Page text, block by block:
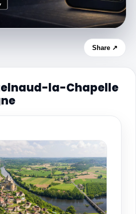
Share ↗
la-Chapelle